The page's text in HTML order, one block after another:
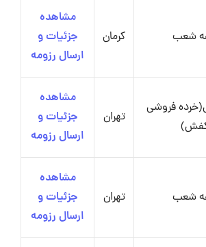
شعب کرمان
مشاهده
جزئیات و
ارسال رزومه
فروشی
تهران
مشاهده
جزئیات و
ارسال رزومه
شعب تهران
مشاهده
جزئیات و
ارسال رزومه